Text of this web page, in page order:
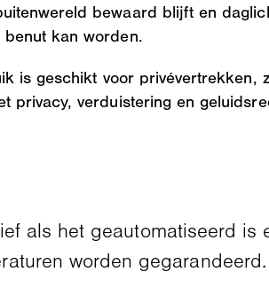
bewaard blijft en
benut kan worden.
is geschikt voor privévertrekken,
privacy, verduistering en
als het geautomatiseerd is
worden gegarandeerd.